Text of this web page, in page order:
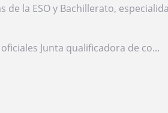
de la ESO y Bachillerato,
Junta qualificadora de co...